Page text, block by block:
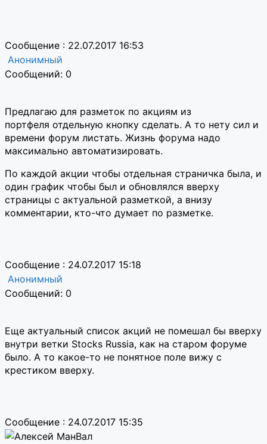
Сообщение : 22.07.2017 16:53
Анонимный
Сообщений: 0
Предлагаю для разметок по акциям из
портфеля отдельную кнопку сделать. А то нету сил и
времени форум листать. Жизнь форума надо
максимально автоматизировать.
По каждой акции чтобы отдельная страничка была, и
один график чтобы был и обновлялся вверху
страницы с актуальной разметкой, а внизу
комментарии, кто-что думает по разметке.
Сообщение : 24.07.2017 15:18
Анонимный
Сообщений: 0
Еще актуальный список акций не помешал бы вверху
внутри ветки Stocks Russia, как на старом форуме
было. А то какое-то не понятное поле вижу с
крестиком вверху.
Сообщение : 24.07.2017 15:35